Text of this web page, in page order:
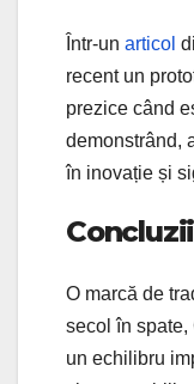
Într-un articol
recent un
prezice când
demonstrând,
în inovație și
O marcă de
secol în spate,
un echilibru